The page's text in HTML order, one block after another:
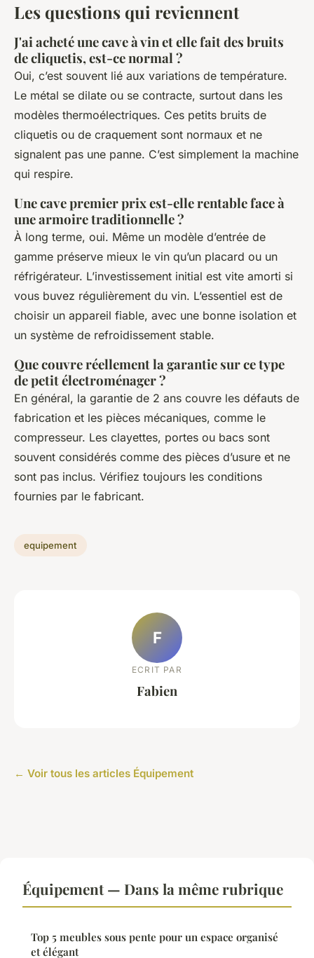
Les questions qui reviennent
J'ai acheté une cave à vin et elle fait des bruits
de cliquetis, est-ce normal ?
Oui, c’est souvent lié aux variations de température.
Le métal se dilate ou se contracte, surtout dans les
modèles thermoélectriques. Ces petits bruits de
cliquetis ou de craquement sont normaux et ne
signalent pas une panne. C’est simplement la machine
qui respire.
Une cave premier prix est-elle rentable face à
une armoire traditionnelle ?
À long terme, oui. Même un modèle d’entrée de
gamme préserve mieux le vin qu’un placard ou un
réfrigérateur. L’investissement initial est vite amorti si
vous buvez régulièrement du vin. L’essentiel est de
choisir un appareil fiable, avec une bonne isolation et
un système de refroidissement stable.
Que couvre réellement la garantie sur ce type
de petit électroménager ?
En général, la garantie de 2 ans couvre les défauts de
fabrication et les pièces mécaniques, comme le
compresseur. Les clayettes, portes ou bacs sont
souvent considérés comme des pièces d’usure et ne
sont pas inclus. Vérifiez toujours les conditions
fournies par le fabricant.
equipement
F
ECRIT PAR
Fabien
← Voir tous les articles Équipement
Équipement — Dans la même rubrique
Top 5 meubles sous pente pour un espace organisé
et élégant